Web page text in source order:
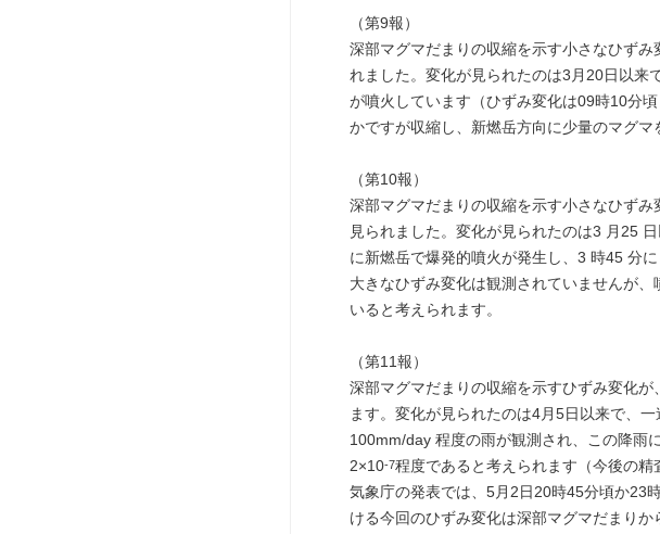
（第9報）
深部マグマだまりの収縮を示す小さなひず
れました。変化が見られたのは3月20日以来
が噴火しています（ひずみ変化は09時10分
かですが収縮し、新燃岳方向に少量のマグマ
（第10報）
深部マグマだまりの収縮を示す小さなひず
見られました。変化が見られたのは3 月25
に新燃岳で爆発的噴火が発生し、3 時45 分
大きなひずみ変化は観測されていませんが
いると考えられます。
（第11報）
深部マグマだまりの収縮を示すひずみ変化
ます。変化が見られたのは4月5日以来で、
100mm/day 程度の雨が観測され、この降雨
2×10-7程度であると考えられます（今後の精
気象庁の発表では、5月2日20時45分頃か23
ける今回のひずみ変化は深部マグマだまり